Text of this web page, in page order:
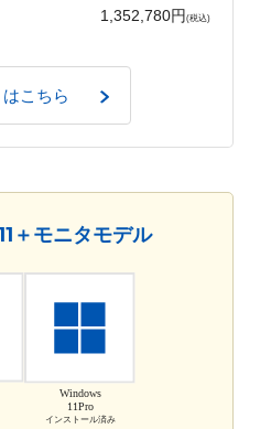
1,352,780円 (税込)
こちら
モニタモデル
Windows
11Pro
インストール済み